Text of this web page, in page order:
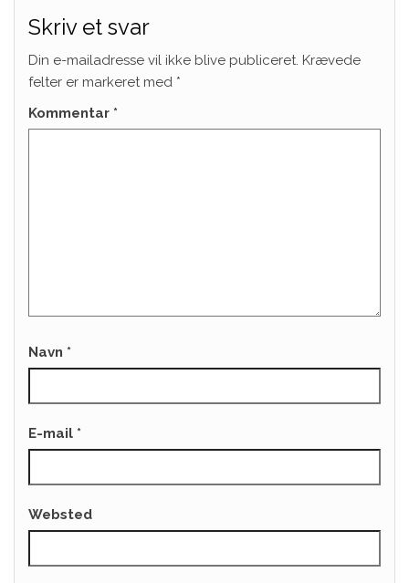
Skriv et svar
Din e-mailadresse vil ikke blive publiceret. Krævede
felter er markeret med *
Kommentar *
Navn *
E-mail *
Websted